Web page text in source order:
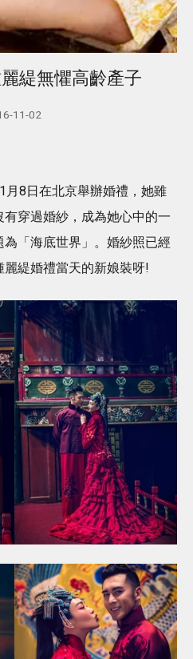
緹無懼高齡產子
11-02
月8日在北京舉辦婚禮，她雖
穿過婚紗，成為她心中的一
「海底世界」。婚紗照已經
緹婚禮當天的新娘裝呀!